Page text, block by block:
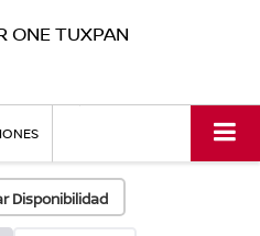
ONE TUXPAN
Disponibilidad